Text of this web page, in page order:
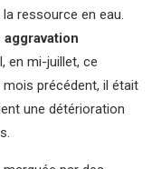
ressource en eau.
en mi-juillet, ce
précédent, il était
une détérioration